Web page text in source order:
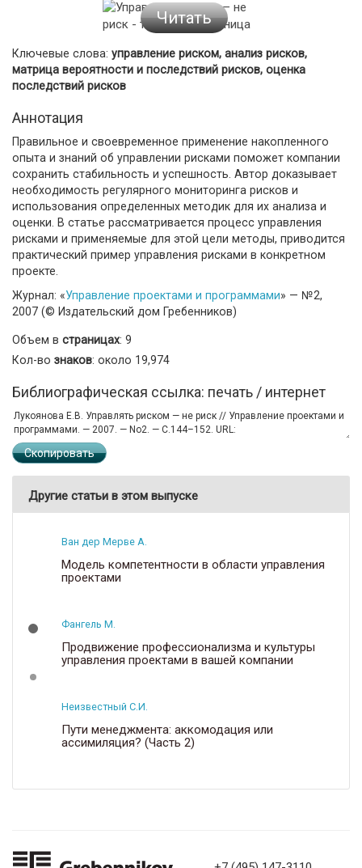
Читать
Ключевые слова: управление риском, анализ рисков,
матрица вероятности и последствий рисков, оценка
последствий рисков
Аннотация
Правильное и своевременное применение накопленного
опыта и знаний об управлении рисками поможет компании
сохранить стабильность и успешность. Автор доказывает
необходимость регулярного мониторинга рисков и
использования определенных методик для их анализа и
оценки. В статье рассматривается процесс управления
рисками и применяемые для этой цели методы, приводится
практический пример управления рисками в конкретном
проекте.
Журнал: «Управление проектами и программами» — №2,
2007 (© Издательский дом Гребенников)
Объем в страницах: 9
Кол-во знаков: около 19,974
Библиографическая ссылка: печать / интернет
Скопировать
Другие статьи в этом выпуске
Ван дер Мерве А.
Модель компетентности в области управления
проектами
Фангель М.
Продвижение профессионализма и культуры
управления проектами в вашей компании
Неизвестный С.И.
Пути менеджмента: аккомодация или
ассимиляция? (Часть 2)